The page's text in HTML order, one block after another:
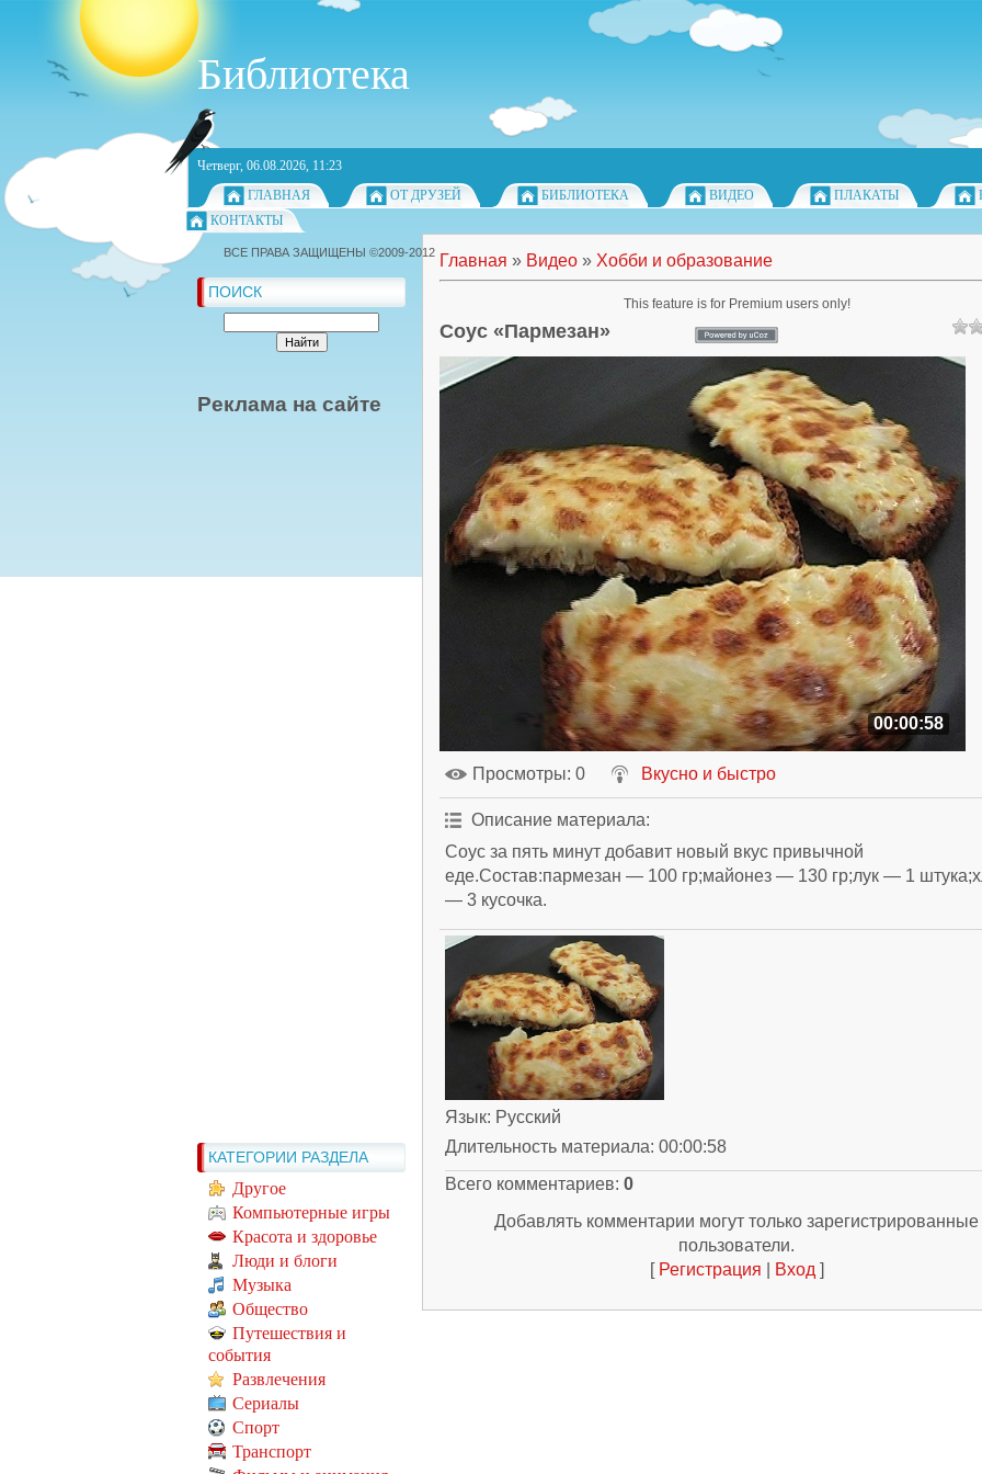
Библиотека
Четверг, 06.08.2026, 11:23
ГЛАВНАЯ
ОТ ДРУЗЕЙ БИБЛИОТЕКА ВИДЕО ПЛАКАТЫ
КОНТАКТЫ
ПОИСК
Реклама на сайте
КАТЕГОРИИ РАЗДЕЛА
Другое
Компьютерные игры
Красота и здоровье
Люди и блоги
Музыка
Общество
Путешествия и
события
Развлечения
Сериалы
Спорт
Транспорт
Главная » Видео » Хобби и образование
Соус «Пармезан»
00:00:58
Просмотры: 0 Вкусно и быстро
Описание материала:
Соус за пять минут добавит новый вкус привычной
еде.Состав:пармезан — 100 гр;майонез — 130 гр;лук — 1
— 3 кусочка.
Язык: Русский
Длительность материала: 00:00:58
Всего комментариев: 0
Добавлять комментарии могут только зарегистрированные
пользователи.
[ Регистрация Вход ]
ВСЕ ПРАВА ЗАЩИЩЕНЫ ©2009-2012
This feature is for Premium users only!